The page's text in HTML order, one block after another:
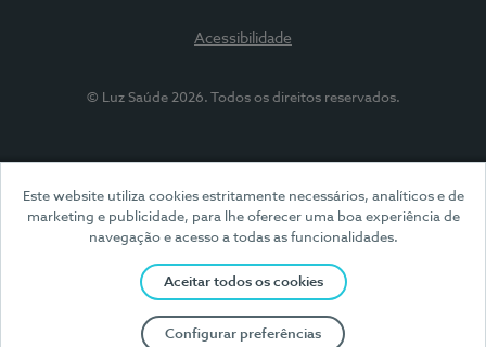
Este website utiliza cookies estritamente necessários, analíticos e de
marketing e publicidade, para lhe oferecer uma boa experiência de
navegação e acesso a todas as funcionalidades.
Aceitar todos os cookies
Configurar preferências
Acessibilidade
© Luz Saúde 2026. Todos os direitos reservados.